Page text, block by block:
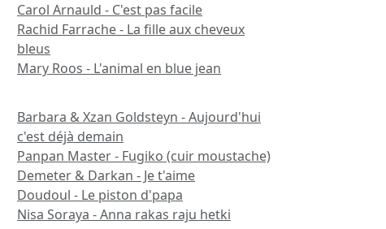
Carol Arnauld - C'est pas facile
Rachid Farrache - La fille aux cheveux
bleus
Mary Roos - L'animal en blue jean
Barbara & Xzan Goldsteyn - Aujourd'hui
c'est déjà demain
Panpan Master - Fugiko (cuir moustache)
Demeter & Darkan - Je t'aime
Doudoul - Le piston d'papa
Nisa Soraya - Anna rakas raju hetki